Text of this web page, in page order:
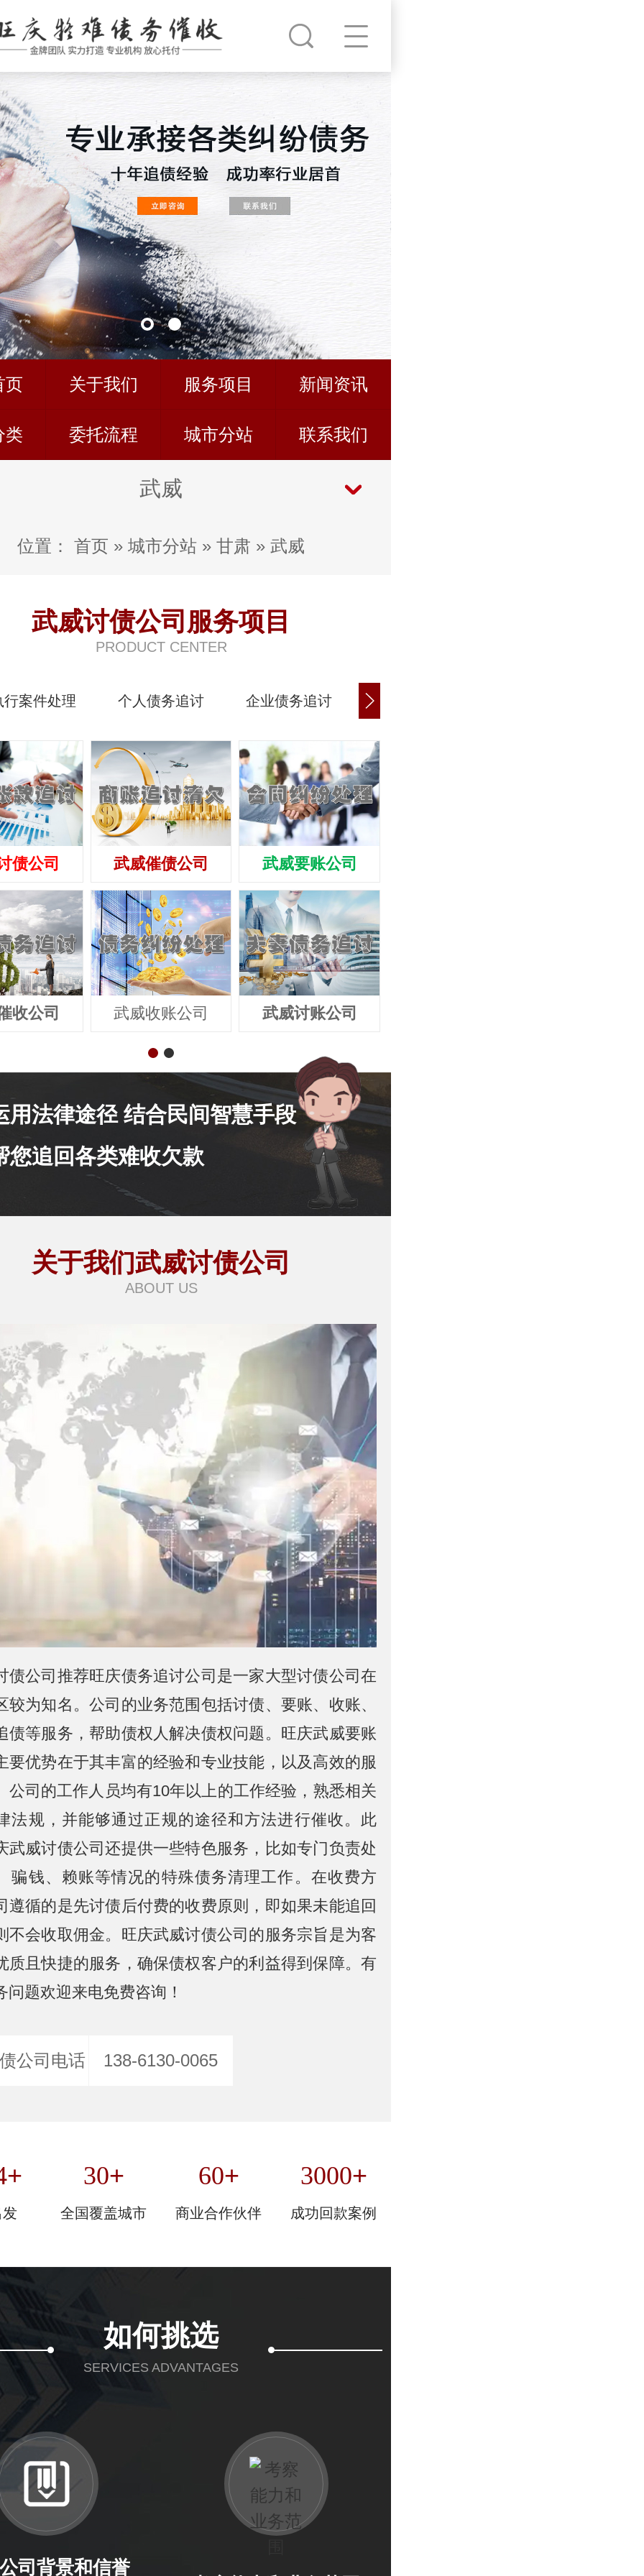
页 关于我们 服务项目 新闻资讯
类 委托流程 城市分站 联系我们
武威
位置： 首页 » 城市分站 » 甘肃 » 武威
武威讨债公司服务项目
PRODUCT CENTER
行案件处理 个人债务追讨 企业债务追讨 商账追讨清欠
债公司
收公司
武威催债公司
武威收账公司
武威要账公司
武威讨账公司
用法律途径 结合民间智慧手段
您追回各类难收欠款
关于我们武威讨债公司
ABOUT US
债公司推荐旺庆债务追讨公司是一家大型讨债公司在
较为知名。公司的业务范围包括讨债、要账、收账、
债等服务，帮助债权人解决债权问题。旺庆武威要账
要优势在于其丰富的经验和专业技能，以及高效的服
公司的工作人员均有10年以上的工作经验，熟悉相关
法规，并能够通过正规的途径和方法进行催收。此
武威讨债公司还提供一些特色服务，比如专门负责处
骗钱、赖账等情况的特殊债务清理工作。在收费方
遵循的是先讨债后付费的收费原则，即如果未能追回
不会收取佣金。旺庆武威讨债公司的服务宗旨是为客
质且快捷的服务，确保债权客户的利益得到保障。有
问题欢迎来电免费咨询！
公司电话 138-6130-0065
+
发
30+
全国覆盖城市
60+
商业合作伙伴
3000+
成功回款案例
如何挑选
SERVICES ADVANTAGES
司背景和信誉